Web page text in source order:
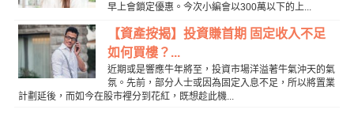
早上會鎖定優惠。今次小編會以300萬以下的上...
【資產按揭】投資賺首期 固定收入不足
如何買樓？...
近期或是響應牛年將至，投資市場洋溢著牛氣沖天的氣
氛。先前，部分人士或因為固定入息不足，所以將置業
計劃延後，而如今在股市裡分到花紅，既想趁此機...